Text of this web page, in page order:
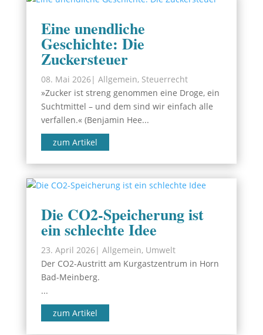
Eine unendliche
Geschichte: Die
Zuckersteuer
08. Mai 2026| Allgemein, Steuerrecht
»Zucker ist streng genommen eine Droge, ein
Suchtmittel – und dem sind wir einfach alle
verfallen.« (Benjamin Hee...
zum Artikel
Die CO2-Speicherung ist
ein schlechte Idee
23. April 2026| Allgemein, Umwelt
Der CO2-Austritt am Kurgastzentrum in Horn
Bad-Meinberg.
...
zum Artikel